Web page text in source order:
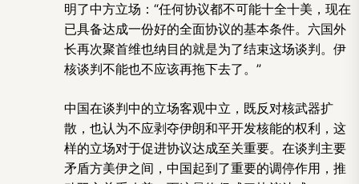
明了中方立场：“任何协议都不可能十全十美，现在
已具备达成一份好的全面协议的基本条件。六国外
长再次聚首维也纳目的就是为了结束这场谈判。伊
核谈判不能也不应该再拖下去了。”
中国在谈判中的立场客观中立，既反对核武器扩
散，也认为不应剥夺伊朗和平开发核能的权利，这
样的立场对于促进协议达成至关重要。在谈判主要
矛盾方美伊之间，中国起到了重要的调停作用，推